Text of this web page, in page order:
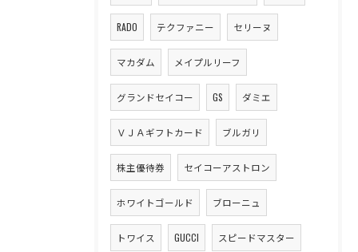
RADO テクファニー セリーヌ
マカダム メイプルリーフ
グランドセイコー GS ダミエ
ＶＪＡギフトカード ブルガリ
株主優待券 セイコーアストロン
ホワイトゴールド ブローニュ
トワイス GUCCI スピードマスター